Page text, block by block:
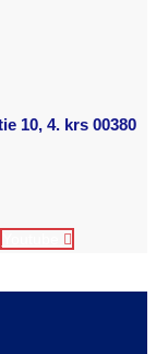
10, 4. krs 00380